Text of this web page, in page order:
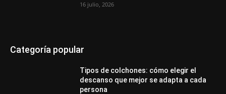
16 julio, 2026
Categoría popular
Tipos de colchones: cómo elegir el
descanso que mejor se adapta a cada
persona